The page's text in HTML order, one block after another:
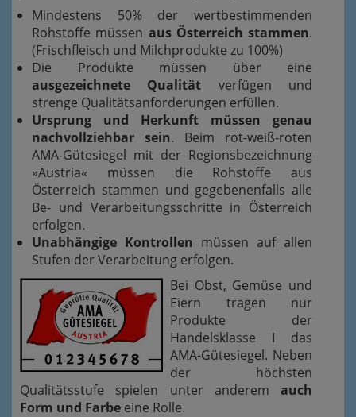
Mindestens 50% der wertbestimmenden
Rohstoffe müssen aus Österreich stammen.
(Frischfleisch und Milchprodukte zu 100%)
Die Produkte müssen über eine
ausgezeichnete Qualität verfügen und
strenge Qualitätsanforderungen erfüllen.
Ursprung und Herkunft müssen genau
nachvollziehbar sein. Beim rot-weiß-roten
AMA-Gütesiegel mit der Regionsbezeichnung
»Austria« müssen die Rohstoffe aus
Österreich stammen und gegebenenfalls alle
Be- und Verarbeitungsschritte in Österreich
erfolgen.
Unabhängige Kontrollen müssen auf allen
Stufen der Verarbeitung erfolgen.
Bei Obst, Gemüse und
Eiern tragen nur
Produkte der
Handelsklasse I das
AMA-Gütesiegel. Neben
der höchsten
Qualitätsstufe spielen unter anderem auch
Form und Farbe eine Rolle.